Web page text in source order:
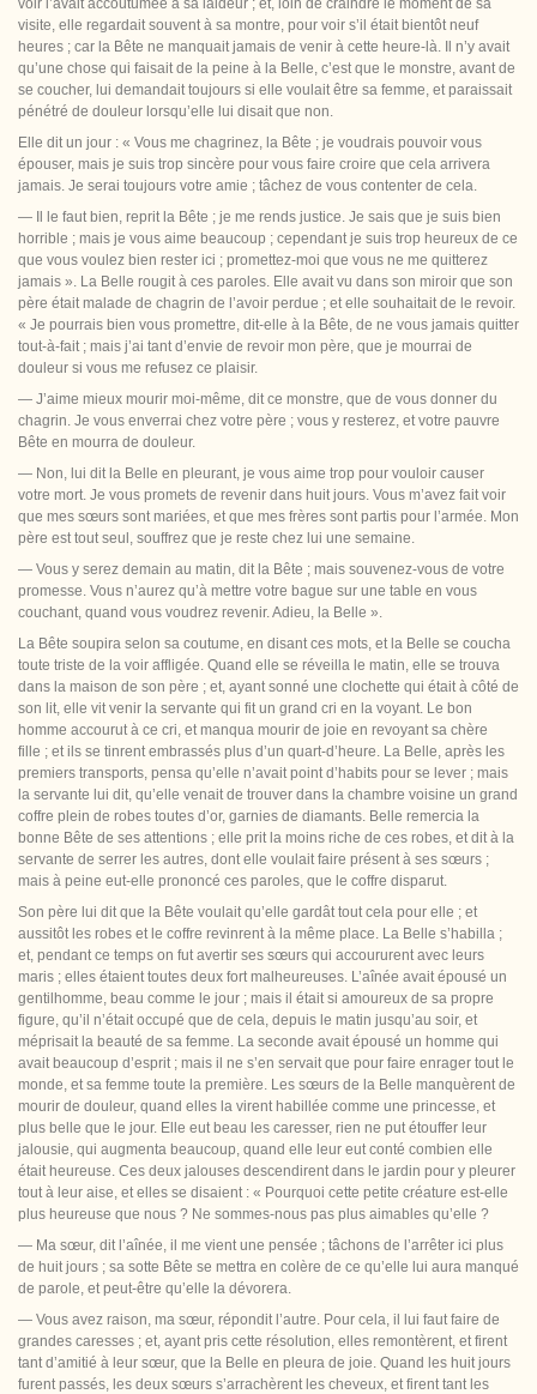
visite, elle regardait souvent à sa montre, pour voir s’il était bientôt neuf
heures ; car la Bête ne manquait jamais de venir à cette heure-là. Il n’y avait
qu’une chose qui faisait de la peine à la Belle, c’est que le monstre, avant de
se coucher, lui demandait toujours si elle voulait être sa femme, et paraissait
pénétré de douleur lorsqu’elle lui disait que non.
Elle dit un jour : « Vous me chagrinez, la Bête ; je voudrais pouvoir vous
épouser, mais je suis trop sincère pour vous faire croire que cela arrivera
jamais. Je serai toujours votre amie ; tâchez de vous contenter de cela.
— Il le faut bien, reprit la Bête ; je me rends justice. Je sais que je suis bien
horrible ; mais je vous aime beaucoup ; cependant je suis trop heureux de ce
que vous voulez bien rester ici ; promettez-moi que vous ne me quitterez
jamais ». La Belle rougit à ces paroles. Elle avait vu dans son miroir que son
père était malade de chagrin de l’avoir perdue ; et elle souhaitait de le revoir.
« Je pourrais bien vous promettre, dit-elle à la Bête, de ne vous jamais quitter
tout-à-fait ; mais j’ai tant d’envie de revoir mon père, que je mourrai de
douleur si vous me refusez ce plaisir.
— J’aime mieux mourir moi-même, dit ce monstre, que de vous donner du
chagrin. Je vous enverrai chez votre père ; vous y resterez, et votre pauvre
Bête en mourra de douleur.
— Non, lui dit la Belle en pleurant, je vous aime trop pour vouloir causer
votre mort. Je vous promets de revenir dans huit jours. Vous m’avez fait voir
que mes sœurs sont mariées, et que mes frères sont partis pour l’armée. Mon
père est tout seul, souffrez que je reste chez lui une semaine.
— Vous y serez demain au matin, dit la Bête ; mais souvenez-vous de votre
promesse. Vous n’aurez qu’à mettre votre bague sur une table en vous
couchant, quand vous voudrez revenir. Adieu, la Belle ».
La Bête soupira selon sa coutume, en disant ces mots, et la Belle se coucha
toute triste de la voir affligée. Quand elle se réveilla le matin, elle se trouva
dans la maison de son père ; et, ayant sonné une clochette qui était à côté de
son lit, elle vit venir la servante qui fit un grand cri en la voyant. Le bon
homme accourut à ce cri, et manqua mourir de joie en revoyant sa chère
fille ; et ils se tinrent embrassés plus d’un quart-d’heure. La Belle, après les
premiers transports, pensa qu’elle n’avait point d’habits pour se lever ; mais
la servante lui dit, qu’elle venait de trouver dans la chambre voisine un grand
coffre plein de robes toutes d’or, garnies de diamants. Belle remercia la
bonne Bête de ses attentions ; elle prit la moins riche de ces robes, et dit à la
servante de serrer les autres, dont elle voulait faire présent à ses sœurs ;
mais à peine eut-elle prononcé ces paroles, que le coffre disparut.
Son père lui dit que la Bête voulait qu’elle gardât tout cela pour elle ; et
aussitôt les robes et le coffre revinrent à la même place. La Belle s’habilla ;
et, pendant ce temps on fut avertir ses sœurs qui accoururent avec leurs
maris ; elles étaient toutes deux fort malheureuses. L’aînée avait épousé un
gentilhomme, beau comme le jour ; mais il était si amoureux de sa propre
figure, qu’il n’était occupé que de cela, depuis le matin jusqu’au soir, et
méprisait la beauté de sa femme. La seconde avait épousé un homme qui
avait beaucoup d’esprit ; mais il ne s’en servait que pour faire enrager tout le
monde, et sa femme toute la première. Les sœurs de la Belle manquèrent de
mourir de douleur, quand elles la virent habillée comme une princesse, et
plus belle que le jour. Elle eut beau les caresser, rien ne put étouffer leur
jalousie, qui augmenta beaucoup, quand elle leur eut conté combien elle
était heureuse. Ces deux jalouses descendirent dans le jardin pour y pleurer
tout à leur aise, et elles se disaient : « Pourquoi cette petite créature est-elle
plus heureuse que nous ? Ne sommes-nous pas plus aimables qu’elle ?
— Ma sœur, dit l’aînée, il me vient une pensée ; tâchons de l’arrêter ici plus
de huit jours ; sa sotte Bête se mettra en colère de ce qu’elle lui aura manqué
de parole, et peut-être qu’elle la dévorera.
— Vous avez raison, ma sœur, répondit l’autre. Pour cela, il lui faut faire de
grandes caresses ; et, ayant pris cette résolution, elles remontèrent, et firent
tant d’amitié à leur sœur, que la Belle en pleura de joie. Quand les huit jours
furent passés, les deux sœurs s’arrachèrent les cheveux, et firent tant les